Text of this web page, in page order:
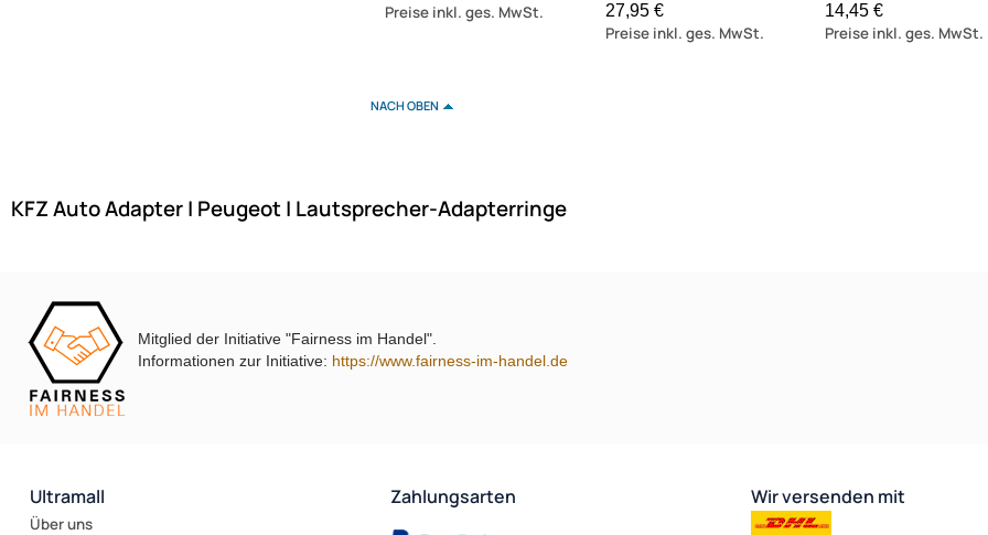
Proace
Qubo
RAV4
RCZ
Scudo
Ulysse uvm.
Preise inkl. ges. MwSt. 27,95 €
Preise inkl. ges. MwSt.
14,45 €
Preise inkl. ges. MwSt.
NACH OBEN
KFZ Auto Adapter | Peugeot | Lautsprecher-Adapterringe
Mitglied der Initiative "Fairness im Handel".
Informationen zur Initiative: https://www.fairness-im-handel.de
Ultramall
Über uns
Zahlungsarten Wir versenden mit